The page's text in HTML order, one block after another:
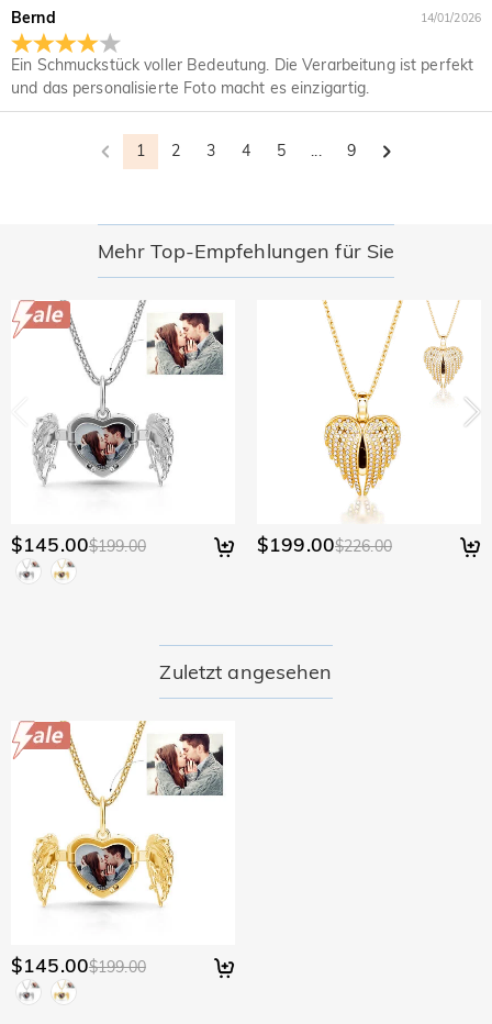
Bernd
Ein Schmuckstück voller Bedeutung. Die Verarbeitung ist perfekt
und das personalisierte Foto macht es einzigartig.
14/01/2026
1 2 3 4 5 ... 9
ursprüngliches Konto gutgeschrieben. Werbegeschenke
müssen auch mit Ihrem zurückgegebenen Artikel
zurückgesandt werden.
dem Liefertermin gegen Rückerstattung zurücksenden.
Wenn Sie mehr wissen möchten, besuchen Sie bitte unsere
30-tägiges Rückgaberecht.
Mehr Top-Empfehlungen für Sie
$145.00$199.00 $199.00$226.00
Zuletzt angesehen
$145.00$199.00